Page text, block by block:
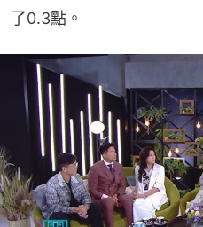
了0.3點。